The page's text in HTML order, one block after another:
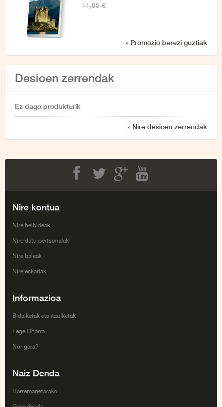
11,95 €
» Promozio berezi guztiak
Desioen zerrendak
Ez dago produkturik
» Nire desioen zerrendak
Nire kontua
Nire helbideak
Nire datu pertsonalak
Nire baleak
Nire eskariak
Informazioa
Bidalketak eta itzulketak
Lege Oharra
Nor gara?
Naiz Denda
Harremanetarako